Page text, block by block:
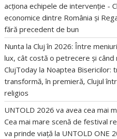
acționa echipele de intervenție -
economice dintre România și
fără precedent de bun
Nunta la Cluj în 2026: Între
lux, cât costă o petrecere și când
ClujToday la Noaptea Bisericilor:
transformă, în premieră, Clujul
religios
UNTOLD 2026 va avea cea mai
Cea mai mare scenă de festival
va prinde viață la UNTOLD ONE